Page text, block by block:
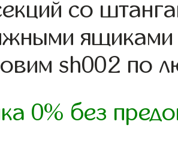
со
ящиками
sh002 по
0% без